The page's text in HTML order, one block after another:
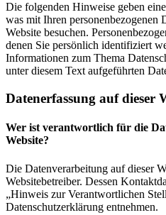
Die folgenden Hinweise geben
was mit Ihren personenbezogenen
Website besuchen.
denen Sie persönlich identifiziert
Informationen zum Thema
unter diesem Text aufgeführten
Datenerfassung auf dieser
Wer ist verantwortlich für die
Website?
Die Datenverarbeitung auf dieser
Websitebetreiber. Dessen
„Hinweis zur Verantwortlichen
Datenschutzerklärung entnehmen.